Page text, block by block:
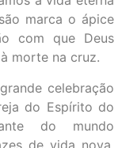
marca o ápice
com que Deus
morte na cruz.
celebração
do Espírito do
do mundo
de vida nova.